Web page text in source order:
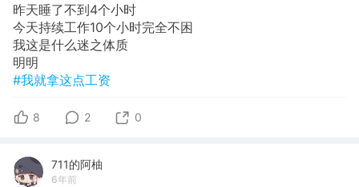
昨天睡了不到4个小时
今天持续工作10个小时完全不困
我这是什么迷之体质
明明
#我就拿这点工资
8 2 0
711的阿柚
6年前